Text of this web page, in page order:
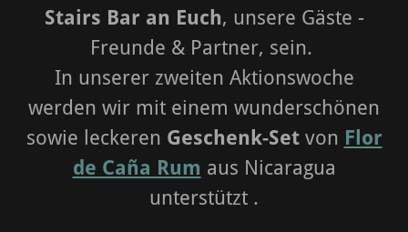
Stairs Bar an Euch, unsere Gäste -
Freunde & Partner, sein.
In unserer zweiten Aktionswoche
werden wir mit einem wunderschönen
sowie leckeren Geschenk-Setvon Flor
de Caña Rum aus Nicaragua
unterstützt .